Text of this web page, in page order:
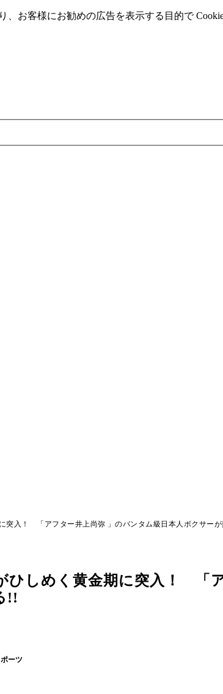
お客様にお勧めの広告を表⽰する⽬的で
突入！ 「アフター井上尚弥 」のバンタム級日本人ボクサー
ひしめく黄金期に突入！ 「
!!
ーツ